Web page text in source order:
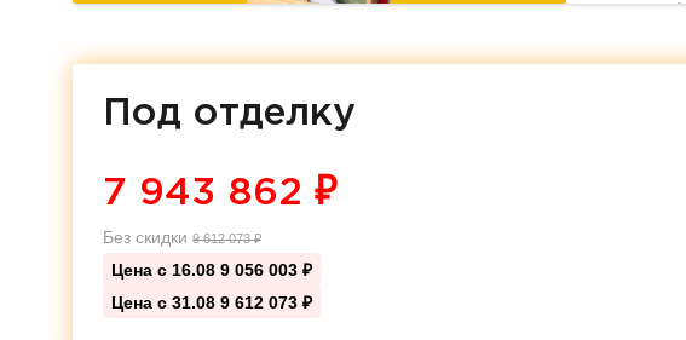
Под отделку
7 943 862 ₽
Без скидки 9 612 073₽
Цена с 16.08 9 056 003 ₽
Цена с 31.08 9 612 073 ₽